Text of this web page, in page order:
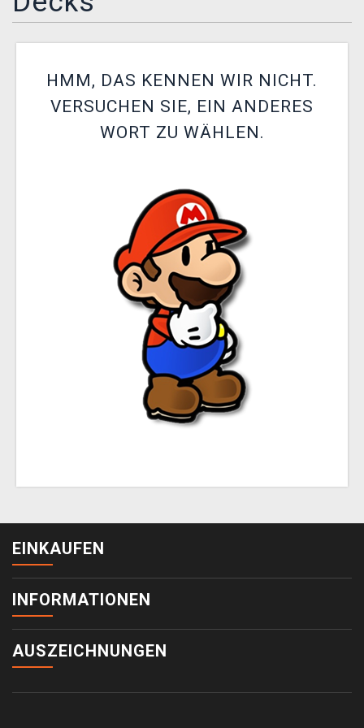
XZONE CLUB
HMM, DAS KENNEN WIR NICHT.
VERSUCHEN SIE, EIN ANDERES
WORT ZU WÄHLEN.
EINKAUFEN
INFORMATIONEN
AUSZEICHNUNGEN